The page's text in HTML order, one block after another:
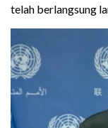
telah berlangsung